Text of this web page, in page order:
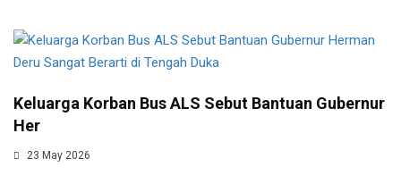
Keluarga Korban Bus ALS Sebut Bantuan Gubernur
Her
23 May 2026